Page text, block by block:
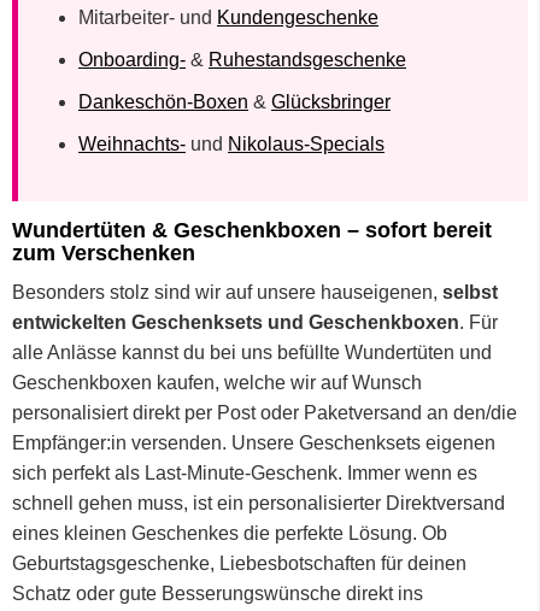
Mitarbeiter- und Kundengeschenke
Onboarding- & Ruhestandsgeschenke
Dankeschön-Boxen & Glücksbringer
Weihnachts- und Nikolaus-Specials
Wundertüten & Geschenkboxen – sofort bereit
zum Verschenken
Besonders stolz sind wir auf unsere hauseigenen, selbst
entwickelten Geschenksets und Geschenkboxen. Für
alle Anlässe kannst du bei uns befüllte Wundertüten und
Geschenkboxen kaufen, welche wir auf Wunsch
personalisiert direkt per Post oder Paketversand an den/die
Empfänger:in versenden. Unsere Geschenksets eigenen
sich perfekt als Last-Minute-Geschenk. Immer wenn es
schnell gehen muss, ist ein personalisierter Direktversand
eines kleinen Geschenkes die perfekte Lösung. Ob
Geburtstagsgeschenke, Liebesbotschaften für deinen
Schatz oder gute Besserungswünsche direkt ins